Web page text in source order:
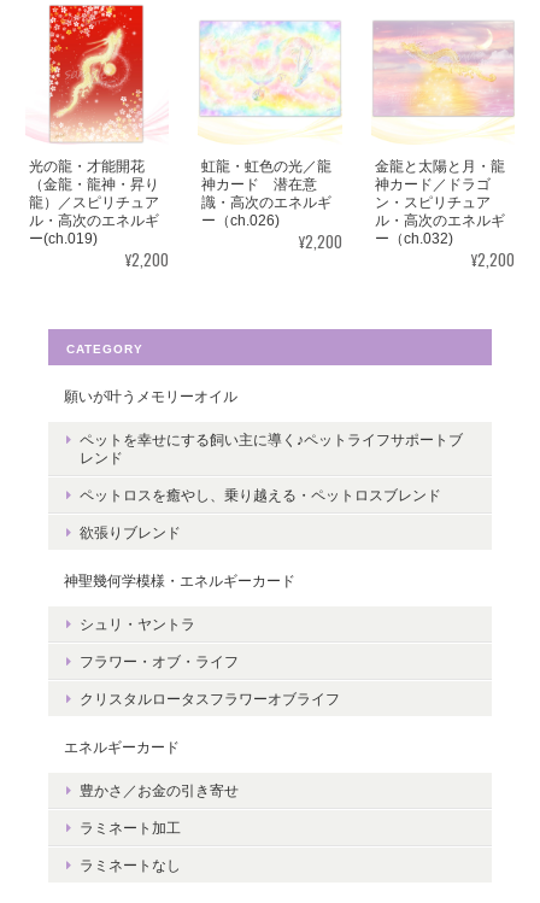
見ていると心が穏やかになります。毎日、眺めたいと思います。
ありがとうございました✨ また機会があれば、宜しくお願い致し
ます。
この度はご購入いただき、誠にありがと
うございました。気に入っていただけた
ようで嬉しいです。とても励みになりま
2022/05/30
ありがとうございます。 いつの日かまた逢えることを楽しみにし
ながら 絵と共に待ちたいと思います。
さんとの絆をいつも感じていただけると
嬉しいです。＾＾
2020/06/09
光の龍・才能開花
（金龍・龍神・昇り
龍）／スピリチュア
ル・高次のエネルギ
ー(ch.019)
¥2,200
虹龍・虹色の光／龍
神カード 潜在意
識・高次のエネルギ
ー（ch.026)
¥2,200
金龍と太陽と月・龍
神カード／ドラゴ
ン・スピリチュア
ル・高次のエネルギ
ー（ch.032)
¥2,200
CATEGORY
願いが叶うメモリーオイル
ペットを幸せにする飼い主に導く♪ペットライフサポートブ
レンド
ペットロスを癒やし、乗り越える・ペットロスブレンド
欲張りブレンド
神聖幾何学模様・エネルギーカード
シュリ・ヤントラ
フラワー・オブ・ライフ
クリスタルロータスフラワーオブライフ
エネルギーカード
豊かさ／お金の引き寄せ
ラミネート加工
ラミネートなし